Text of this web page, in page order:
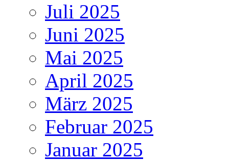
Juli 2025
Juni 2025
Mai 2025
April 2025
März 2025
Februar 2025
Januar 2025